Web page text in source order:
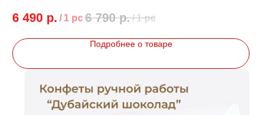
6 490 р. / 1 pc6 790 р./1 pc
Подробнее о товаре